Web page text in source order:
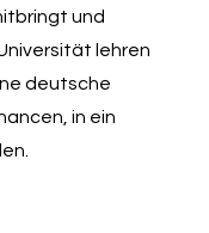
und
lehren
deutsche
in ein